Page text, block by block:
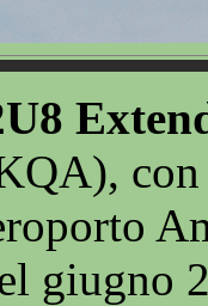
giugno